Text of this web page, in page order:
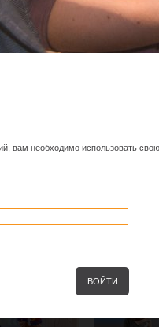
вам необходимо использовать